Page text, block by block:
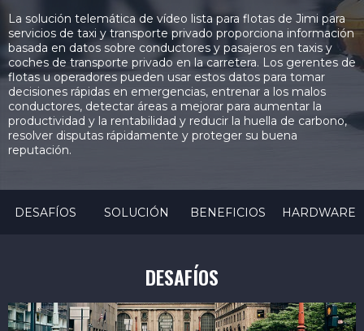
La solución telemática de vídeo lista para flotas de Jimi para
servicios de taxi y transporte privado proporciona información
basada en datos sobre conductores y pasajeros en taxis y
coches de transporte privado en la carretera. Los gerentes de
flotas u operadores pueden usar estos datos para tomar
decisiones rápidas en emergencias, entrenar a los malos
conductores, detectar áreas a mejorar para aumentar la
productividad y la rentabilidad y reducir la huella de carbono,
resolver disputas rápidamente y proteger su buena
reputación.
DESAFÍOS SOLUCIÓN BENEFICIOS HARDWARE
DESAFÍOS